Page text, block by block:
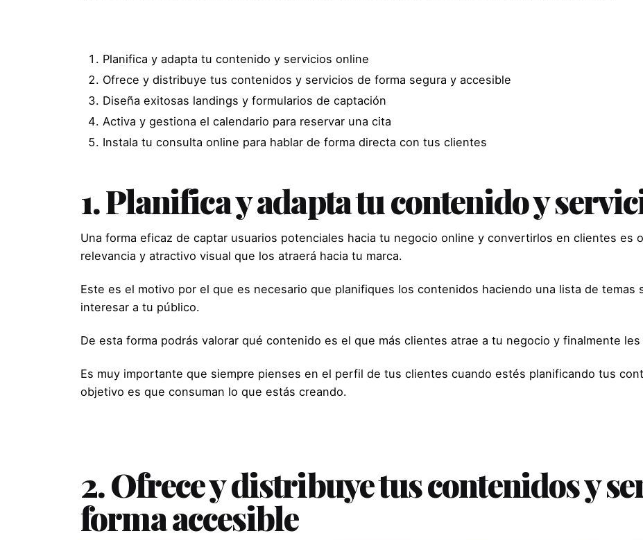
Planifica y adapta tu contenido y servicios online
Ofrece y distribuye tus contenidos y servicios de forma segura y accesible
Diseña exitosas landings y formularios de captación
Activa y gestiona el calendario para reservar una cita
Instala tu consulta online para hablar de forma directa con tus clientes
1. Planifica y adapta tu contenido y
Una forma eficaz de captar usuarios potenciales hacia tu negocio online y convertirlos en clientes es
relevancia y atractivo visual que los atraerá hacia tu marca.
Este es el motivo por el que es necesario que planifiques los contenidos haciendo una lista de temas
interesar a tu público.
De esta forma podrás valorar qué contenido es el que más clientes atrae a tu negocio y finalmente
Es muy importante que siempre pienses en el perfil de tus clientes cuando estés planificando tus
objetivo es que consuman lo que estás creando.
2. Ofrece y distribuye tus contenidos y
forma accesible